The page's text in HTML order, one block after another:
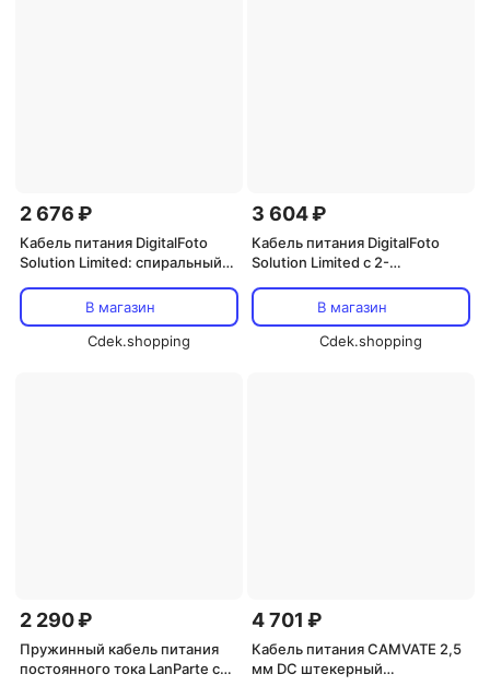
2 676 ₽
Кабель питания DigitalFoto
Solution Limited: спиральный
постоянного тока (от 1,6 до
4,9 футов)
В магазин
Cdek.shopping
3 604 ₽
Кабель питания DigitalFoto
Solution Limited с 2-
разъемом и разъемом D-Tap
для BMPCC 4K/6K (7,2 м)
В магазин
Cdek.shopping
2 290 ₽
Пружинный кабель питания
постоянного тока LanParte с
4 701 ₽
Кабель питания CAMVATE 2,5
мм DC штекерный